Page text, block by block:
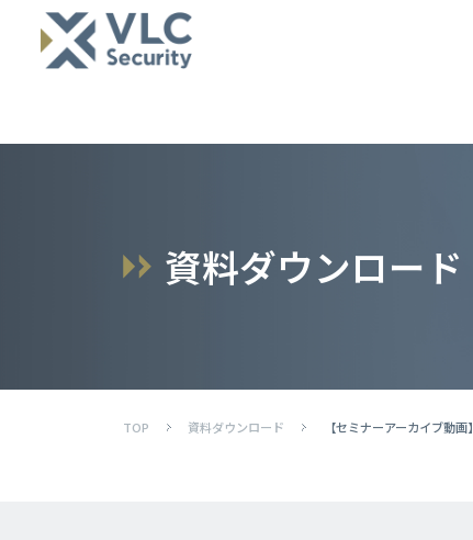
資料ダウンロー ド
TOP 資料ダウンロード 【セミナーアーカイブ動